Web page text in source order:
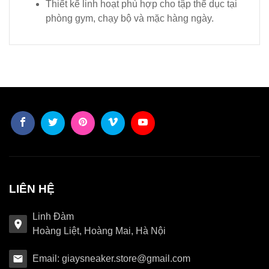
Thiết kế linh hoạt phù hợp cho tập thể dục tại
phòng gym, chạy bộ và mặc hàng ngày.
LIÊN HỆ
Linh Đàm
Hoàng Liệt, Hoàng Mai, Hà Nội
Email: giaysneaker.store@gmail.com